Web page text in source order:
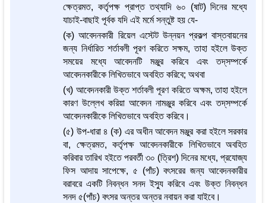
ক্ষেত্রমত, কর্তৃপক্ষ প্রাপ্ত তথ্যাদি ৬০ (ষাট) দিনের মধ্যে
যাচাই-বাছাই পূর্বক যদি এই মর্মে সন্তুষ্ট হয় যে-
(ক) আবেদনকারী রিয়েল এস্টেট উন্নয়ন প্রকল্প বাস্তবায়নের
জন্য নির্ধারিত শর্তাবলী পূরণ করিতে সক্ষম, তাহা হইলে উক্ত
সময়ের মধ্যে আবেদনটি মঞ্জুর করিবে এবং তদ্‌সম্পর্কে
আবেদনকারীকে লিখিতভাবে অবহিত করিবে; অথবা
(খ) আবেদনকারী উক্ত শর্তাবলী পূরণ করিতে অক্ষম, তাহা হইলে
কারণ উল্লেখ করিয়া আবেদন নামঞ্জুর করিবে এবং তদ্‌সম্পর্কে
আবেদনকারীকে লিখিতভাবে অবহিত করিবে।
(৫) উপ-ধারা ৪ (ক) এর অধীন আবেদন মঞ্জুর করা হইলে সরকার
বা, ক্ষেত্রমত, কর্তৃপক্ষ আবেদনকারীকে লিখিতভাবে অবহিত
করিবার তারিখ হইতে পরবর্তী ৩০ (ত্রিশ) দিনের মধ্যে, প্রযোজ্য
ফিস আদায় সাপেক্ষে, ৫ (পাঁচ) বৎসরের জন্য আবেদনকারীর
বরাবরে একটি নিবন্ধন সনদ ইস্যু করিবে এবং উক্ত নিবন্ধন
সনদ ৫(পাঁচ) বৎসর অন্তর অন্তর নবায়ন করা যাইবে।